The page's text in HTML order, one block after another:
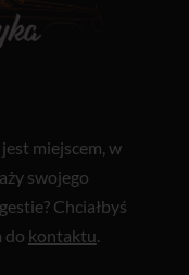
miejscem, w
swojego
Chciałbyś
do kontaktu.